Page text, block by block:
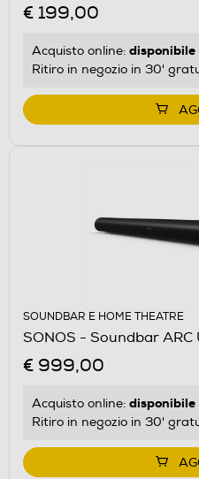
€ 199,00
Acquisto online: disponibile
Ritiro in negozio in 30'
SOUNDBAR E HOME THEATRE
SONOS - Soundbar ARC
€ 999,00
Acquisto online: disponibile
Ritiro in negozio in 30'